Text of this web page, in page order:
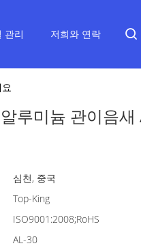
관리 저희와 연락
루미늄 관이음
심천, 중국
Top-King
ISO9001:2008;RoHS
AL-30